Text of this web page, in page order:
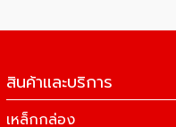
สินค้าและบริการ
เหล็กกล่อง